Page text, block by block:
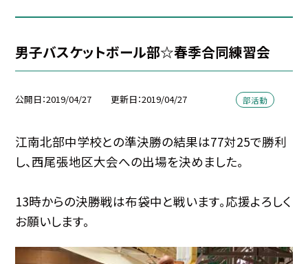
男子バスケットボール部☆春季合同練習会
公開日 2019/04/27 更新日 2019/04/27 部活動
江南北部中学校との準決勝の結果は77対25で勝利
し、西尾張地区大会への出場を決めました。
13時からの決勝戦は布袋中と戦います。応援よろしく
お願いします。